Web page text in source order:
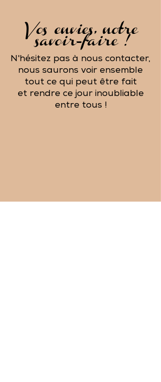
Vos envies, notre
savoir-faire !
N'hésitez pas à nous contacter,
nous saurons voir ensemble
tout ce qui peut être fait
et rendre ce jour inoubliable
entre tous !